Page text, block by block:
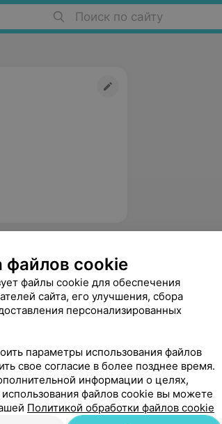
Поиск по сайту
Сосновская Марина
о месте работы
файлов cookie
файлы cookie для обеспечения
сайта, его улучшения, сбора
персонализированных
параметры использования файлов
свое согласие в более позднее время.
информации о целях,
использования файлов cookie вы можете
Политикой обработки файлов cookie